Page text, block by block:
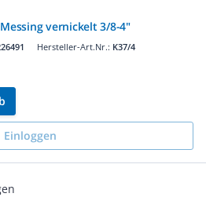
vernickelt 3/8-4"
Hersteller-Art.Nr.: K37/4
Einloggen